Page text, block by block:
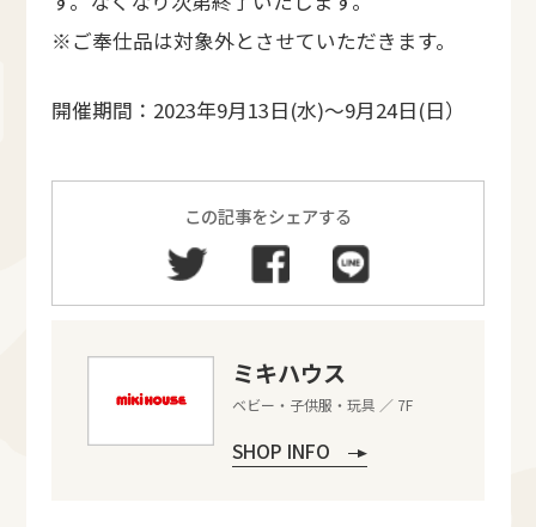
※ご奉仕品は対象外とさせていただきます。
開催期間：2023年9月13日(水)～9月24日(日）
この記事をシェアする
ミキハウス
ベビー・子供服・玩具 ／ 7F
SHOP INFO